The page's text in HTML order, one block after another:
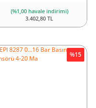
(%1,00 havale indirimi)
3.402,80 TL
%15